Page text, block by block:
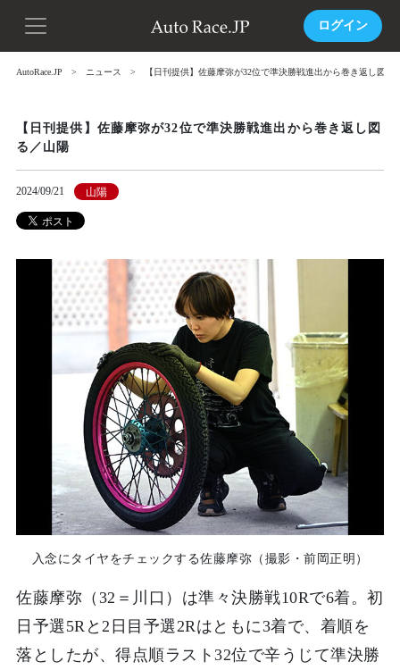
ログイン
AutoRace.JP ニュース 【日刊提供】佐藤摩弥が32位で準決勝戦進出から巻き返し図る
【日刊提供】佐藤摩弥が32位で準決勝戦進出から巻き返し図
る／山陽
2024/09/21 山陽
入念にタイヤをチェックする佐藤摩弥（撮影・前岡正明）
佐藤摩弥（32＝川口）は準々決勝戦10Rで6着。初
日予選5Rと2日目予選2Rはともに3着で、着順を
落としたが、得点順ラスト32位で辛うじて準決勝